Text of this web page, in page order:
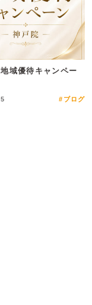
地域優待キャンペー
#ブログ